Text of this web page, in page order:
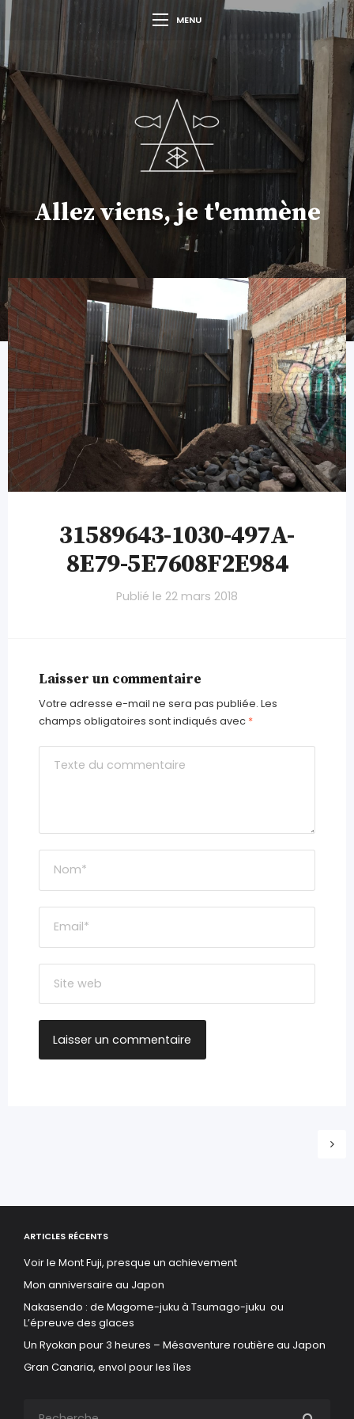
MENU
Allez viens, je t'emmène
31589643-1030-497A-
8E79-5E7608F2E984
Publié le 22 mars 2018
Laisser un commentaire
Votre adresse e-mail ne sera pas publiée. Les
champs obligatoires sont indiqués avec *
ARTICLES RÉCENTS
Voir le Mont Fuji, presque un achievement
Mon anniversaire au Japon
Nakasendo : de Magome-juku à Tsumago-juku ou
L’épreuve des glaces
Un Ryokan pour 3 heures – Mésaventure routière au Japon
Gran Canaria, envol pour les îles